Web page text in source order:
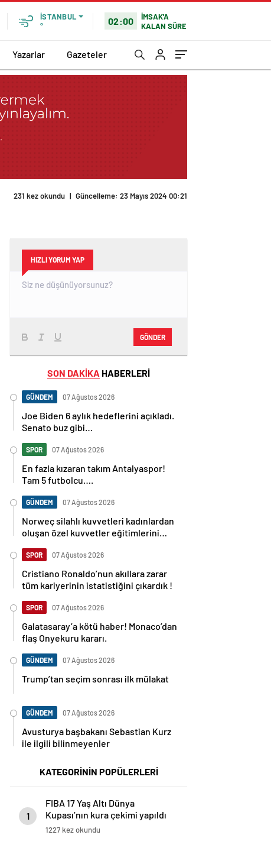
İSTANBUL
°
02:00
İMSAK'A
KALAN SÜRE
Yazarlar Gazeteler
231 kez okundu | Güncelleme: 23 Mayıs 2024 00:21
HIZLI YORUM YAP
GÖNDER
SON DAKİKA HABERLERİ
GÜNDEM 07 Ağustos 2026
Joe Biden 6 aylık hedeflerini açıkladı.
Senato buz gibi…
SPOR 07 Ağustos 2026
En fazla kızaran takım Antalyaspor!
Tam 5 futbolcu….
GÜNDEM 07 Ağustos 2026
Norweç silahlı kuvvetleri kadınlardan
oluşan özel kuvvetler eğitimlerini
SPOR 07 Ağustos 2026
Cristiano Ronaldo’nun akıllara zarar
tüm kariyerinin istatistiğini çıkardık !
SPOR 07 Ağustos 2026
Galatasaray’a kötü haber! Monaco’dan
flaş Onyekuru kararı.
GÜNDEM 07 Ağustos 2026
Trump’tan seçim sonrası ilk mülakat
GÜNDEM 07 Ağustos 2026
Avusturya başbakanı Sebastian Kurz
ile ilgili bilinmeyenler
KATEGORİNİN POPÜLERLERİ
1
FIBA 17 Yaş Altı Dünya
Kupası’nın kura çekimi yapıldı
1227 kez okundu